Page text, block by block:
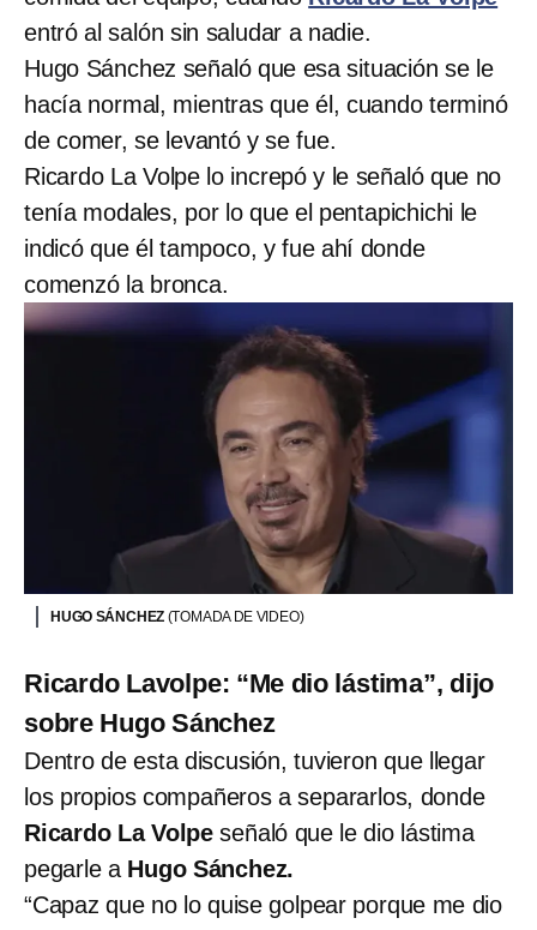
entró al salón sin saludar a nadie.
Hugo Sánchez señaló que esa situación se le
hacía normal, mientras que él, cuando terminó
de comer, se levantó y se fue.
Ricardo La Volpe lo increpó y le señaló que no
tenía modales, por lo que el pentapichichi le
indicó que él tampoco, y fue ahí donde
comenzó la bronca.
HUGO SÁNCHEZ (TOMADA DE VIDEO)
Ricardo Lavolpe: “Me dio lástima”, dijo
sobre Hugo Sánchez
Dentro de esta discusión, tuvieron que llegar
los propios compañeros a separarlos, donde
Ricardo La Volpe señaló que le dio lástima
pegarle a Hugo Sánchez.
“Capaz que no lo quise golpear porque me dio